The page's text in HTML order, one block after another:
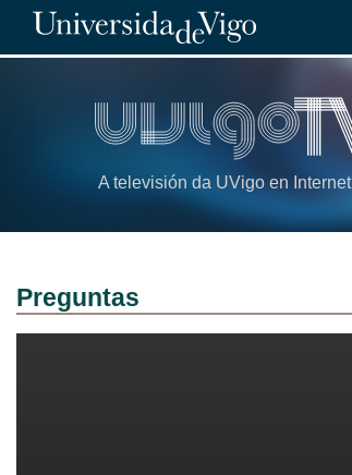
A televisión da UVigo en Internet
Preguntas